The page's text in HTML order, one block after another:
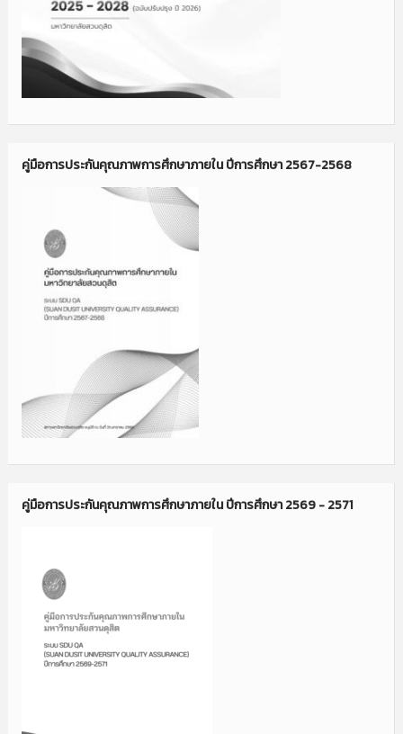
คู่มือการประกันคุณภาพการศึกษาภายใน ปีการศึกษา 2567-2568
คู่มือการประกันคุณภาพการศึกษาภายใน ปีการศึกษา 2569 - 2571